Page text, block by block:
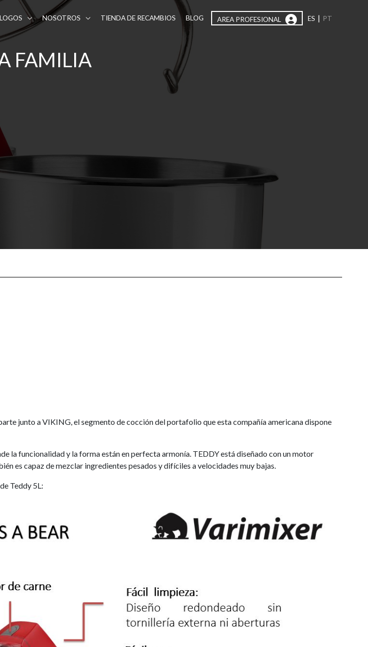
NOSOTROS TIENDA DE RECAMBIOS BLOG AREA PROFESIONAL ES | PT
FAMILIA
junto a VIKING, el segmento de cocción del portafolio que esta compañía americana dispone
la funcionalidad y la forma están en perfecta armonía. TEDDY está diseñado con un motor
es capaz de mezclar ingredientes pesados ​​y difíciles a velocidades muy bajas.
Teddy 5L: